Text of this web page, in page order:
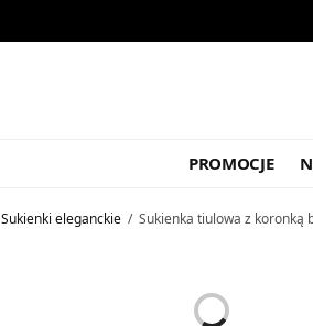
PROMOCJE
Sukienki eleganckie / Sukienka tiulowa z koronką